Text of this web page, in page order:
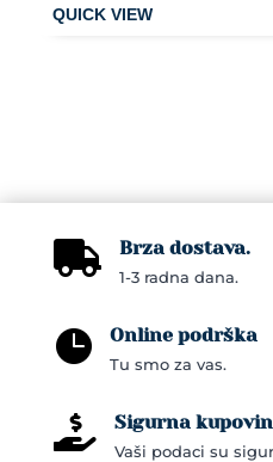
 Brza dostava.
1-3 radna dana.
 Online podrška
Tu smo za vas.
 Sigurna
Vaši podaci su